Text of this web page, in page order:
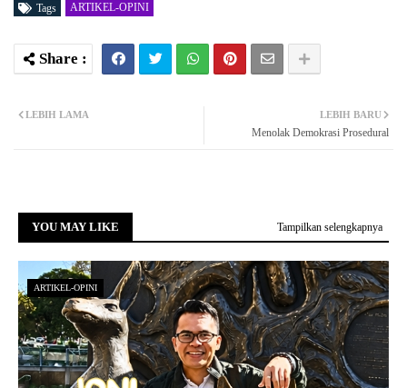
Tags ARTIKEL-OPINI
LEBIH BARU
Menolak Demokrasi Prosedural
LEBIH LAMA
YOU MAY LIKE Tampilkan selengkapnya
ARTIKEL-OPINI